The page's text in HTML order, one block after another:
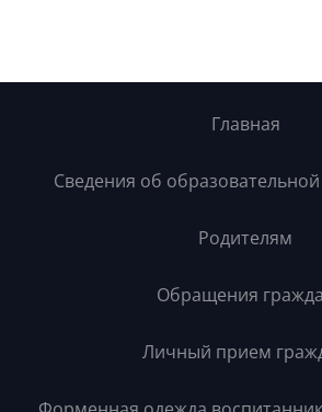
Главная
Сведения об
Родителям
Обращения
Личный прием